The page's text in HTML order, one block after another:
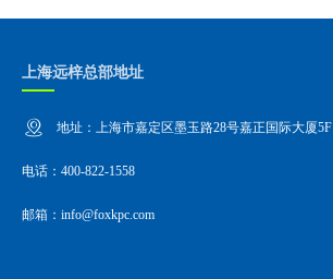
上海远梓总部地址
地址：上海市嘉定区墨玉路28号嘉正国际大厦5F
电话：400-822-1558
邮箱：info@foxkpc.com